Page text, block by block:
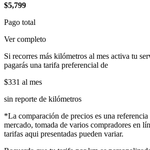
$5,799
Pago total
Ver completo
Si recorres más kilómetros al mes activa tu
pagarás una tarifa preferencial de
$331 al mes
sin reporte de kilómetros
*La comparación de precios es una referencia
mercado, tomada de varios compradores en
tarifas aqui presentadas pueden variar.